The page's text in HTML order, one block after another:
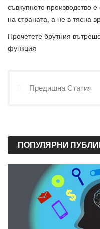
съвкупното производство
на страната, а не в тясна
Прочетете брутния
функция
Предишна Статия
ПОПУЛЯРНИ